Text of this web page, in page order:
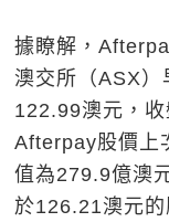
據瞭解，
澳交所（ASX）
122.99澳元，
Afterpay股價上
值為279.9億澳
於126.21澳元